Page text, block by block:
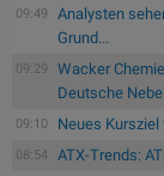
09:49
Analysten
Grund...
09:29
Wacker
Deutsche
09:10 Neues
08:54 ATX-Trends: